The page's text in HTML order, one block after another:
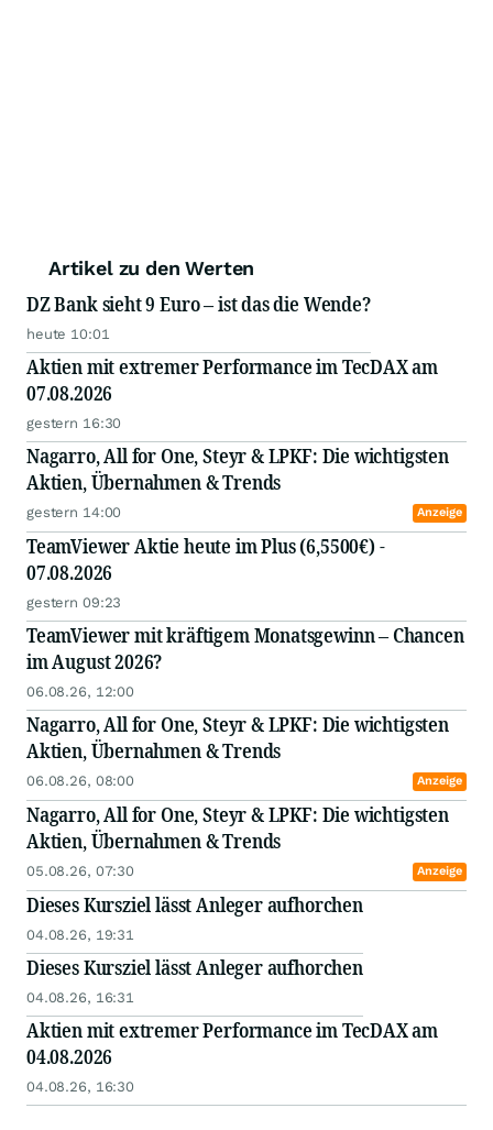
Artikel zu den Werten
DZ Bank sieht 9 Euro – ist das die Wende?
heute 10:01
Aktien mit extremer Performance im TecDAX am
07.08.2026
gestern 16:30
Nagarro, All for One, Steyr & LPKF: Die wichtigsten
Aktien, Übernahmen & Trends
gestern 14:00 Anzeige
TeamViewer Aktie heute im Plus (6,5500€) -
07.08.2026
gestern 09:23
TeamViewer mit kräftigem Monatsgewinn – Chancen
im August 2026?
06.08.26, 12:00
Nagarro, All for One, Steyr & LPKF: Die wichtigsten
Aktien, Übernahmen & Trends
06.08.26, 08:00 Anzeige
Nagarro, All for One, Steyr & LPKF: Die wichtigsten
Aktien, Übernahmen & Trends
05.08.26, 07:30 Anzeige
Dieses Kursziel lässt Anleger aufhorchen
04.08.26, 19:31
Dieses Kursziel lässt Anleger aufhorchen
04.08.26, 16:31
Aktien mit extremer Performance im TecDAX am
04.08.2026
04.08.26, 16:30